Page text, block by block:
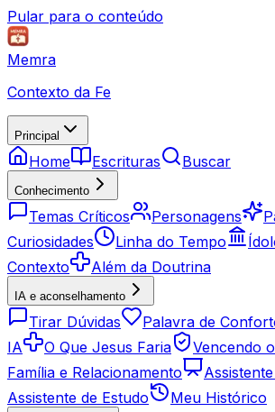
Pular para o conteúdo
Memra
Contexto da Fe
Principal
Home Escrituras Buscar
Conhecimento
Temas Críticos Personagens
Curiosidades
Linha do Tempo
Contexto
Além da Doutrina
IA e aconselhamento
Tirar Dúvidas Palavra de
IA
O Que Jesus Faria
Vencendo
Família e Relacionamento
Assistente de Estudo
Meu Histórico